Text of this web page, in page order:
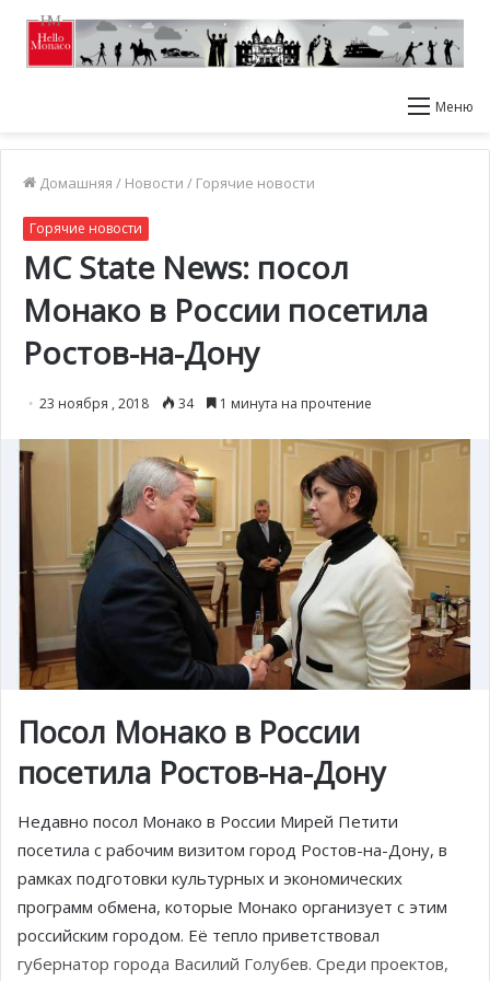
Меню
Домашняя / Новости / Горячие новости
Горячие новости
MC State News: посол
Монако в России посетила
Ростов-на-Дону
23 ноября , 2018 34 1 минута на прочтение
Посол Монако в России
посетила Ростов-на-Дону
Недавно посол Монако в России Мирей Петити
посетила с рабочим визитом город Ростов-на-Дону, в
рамках подготовки культурных и экономических
программ обмена, которые Монако организует с этим
российским городом. Её тепло приветствовал
губернатор города Василий Голубев. Среди проектов,